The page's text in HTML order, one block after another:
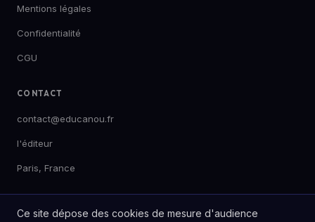
Mentions légales
Confidentialité
CGU
CONTACT
contact@educanou.fr
l'éditeur
Paris, France
Ce site dépose des cookies de mesure d'audience